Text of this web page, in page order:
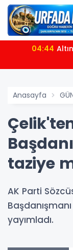
04:44
Anasayfa
taziye
AK Parti
yayımladı.